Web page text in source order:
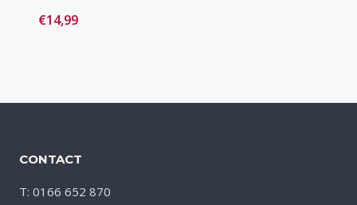
€14,99
CONTACT
T: 0166 652 870